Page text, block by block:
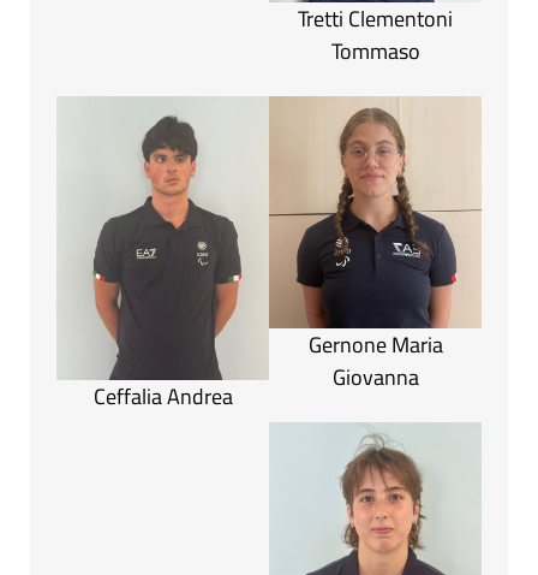
Tretti Clementoni
Tommaso
Ceffalia Andrea
Gernone Maria
Giovanna